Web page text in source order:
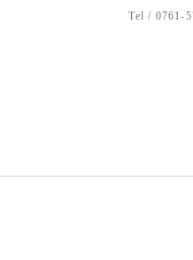
Tel / 0761-